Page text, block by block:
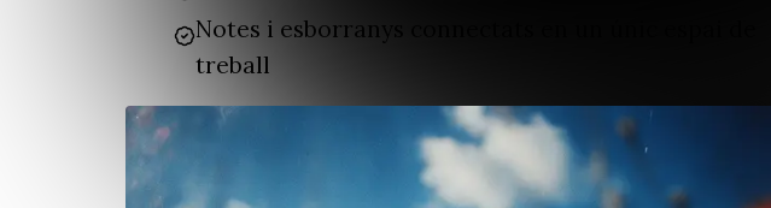
Notes i esborranys connectats en un únic espai de
treball